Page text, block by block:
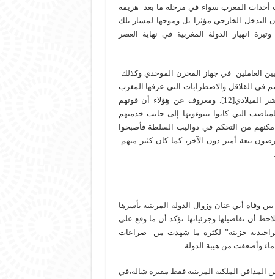
أحداث المغرب سواء في مرحلة ما بعد هزيمة
التدخل الخارجي مؤثرا بل وموجها لمسار تلك
انهيار الدولة المغربية في نهاية العصر
العاملين في جهاز المخزن الموحدي وكذلك
في القلاقل والاضطرابات التي عرفها المغرب
الوسيط خاصة في فترات الانتقال والأزمات كأزمة القرن الرابع عشر الميلادي[12]. ومعروف عن هِؤلاء أن قوتهم
التي كانوا يتبوءونها إلى جانب خدمتهم
من التحكم في دواليب السلطة فأصبحوا
بيعة أمير دون الآخر، كما كان كثير منهم
الفترة الفاصلة بين وفاة أبي عنان وزوال الدولة المرينية بأسرها
أن تفاصيلها وجزئياتها تؤكد أن ما وقع على
حزينة” لكثرة ما شهدت من صراعات
وأضعفت من هيبة الدولة.
ورد بأن ما هو معروف من المدافن الملكية المرينية فقط مقبرة شالة،في